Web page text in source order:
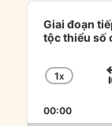
Audio
Player
Giai đoạn
tộc thiểu số
RATE
1X
00:00